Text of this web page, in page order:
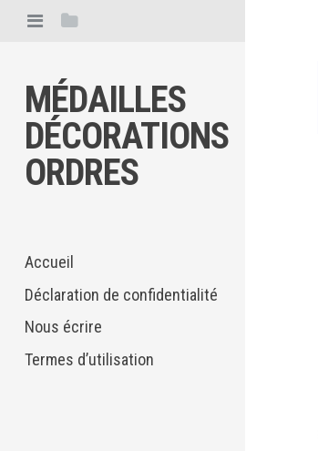
MÉDAILLES
DÉCORATIONS
ORDRES
Accueil
Déclaration de confidentialité
Nous écrire
Termes d’utilisation